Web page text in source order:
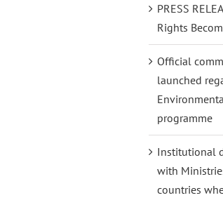
PRESS
Rights
Official
launched
programme
Institutional
with
countries